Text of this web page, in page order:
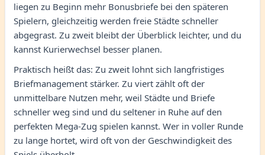
liegen zu Beginn mehr Bonusbriefe bei den späteren
Spielern, gleichzeitig werden freie Städte schneller
abgegrast. Zu zweit bleibt der Überblick leichter, und du
kannst Kurierwechsel besser planen.
Praktisch heißt das: Zu zweit lohnt sich langfristiges
Briefmanagement stärker. Zu viert zählt oft der
unmittelbare Nutzen mehr, weil Städte und Briefe
schneller weg sind und du seltener in Ruhe auf den
perfekten Mega-Zug spielen kannst. Wer in voller Runde
zu lange hortet, wird oft von der Geschwindigkeit des